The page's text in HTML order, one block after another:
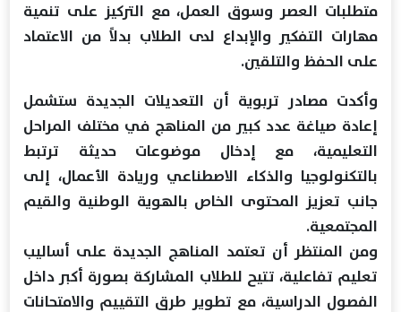
متطلبات العصر وسوق العمل، مع التركيز على تنمية
مهارات التفكير والإبداع لدى الطلاب بدلاً من الاعتماد
على الحفظ والتلقين.
وأكدت مصادر تربوية أن التعديلات الجديدة ستشمل
إعادة صياغة عدد كبير من المناهج في مختلف المراحل
التعليمية، مع إدخال موضوعات حديثة ترتبط
بالتكنولوجيا والذكاء الاصطناعي وريادة الأعمال، إلى
جانب تعزيز المحتوى الخاص بالهوية الوطنية والقيم
المجتمعية.
ومن المنتظر أن تعتمد المناهج الجديدة على أساليب
تعليم تفاعلية، تتيح للطلاب المشاركة بصورة أكبر داخل
الفصول الدراسية، مع تطوير طرق التقييم والامتحانات